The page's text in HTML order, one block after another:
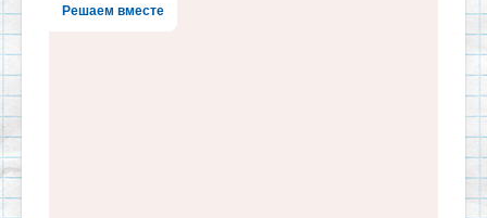
Решаем вместе